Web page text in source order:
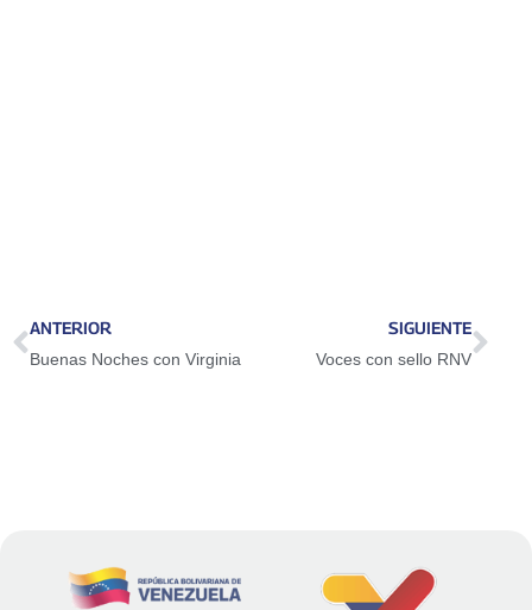
ANTERIOR
Buenas Noches con Virginia
SIGUIENTE
Voces con sello RNV